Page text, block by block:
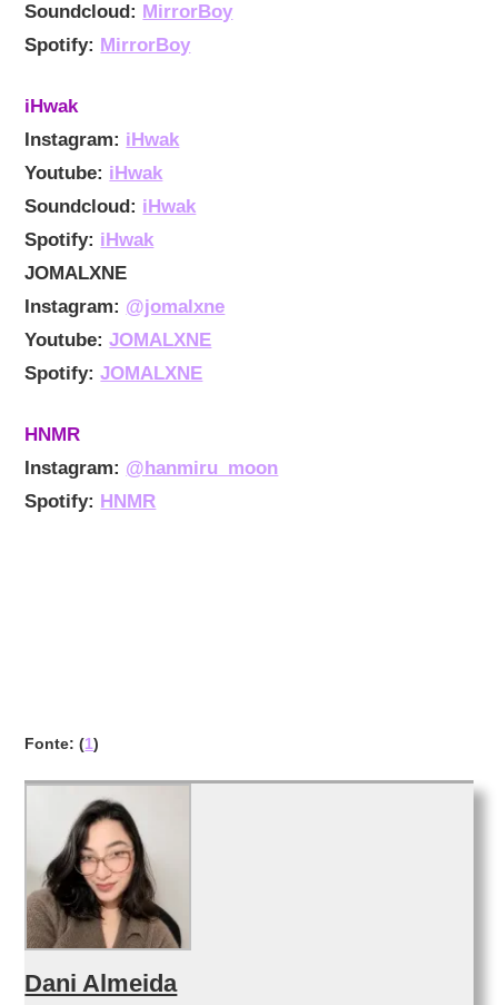
Soundcloud: MirrorBoy
Spotify: MirrorBoy
iHwak
Instagram: iHwak
Youtube: iHwak
Soundcloud: iHwak
Spotify: iHwak
JOMALXNE
Instagram: @jomalxne
Youtube:JOMALXNE
Spotify:JOMALXNE
HNMR
Instagram: @hanmiru_moon
Spotify: HNMR
Fonte: (1)
Dani Almeida